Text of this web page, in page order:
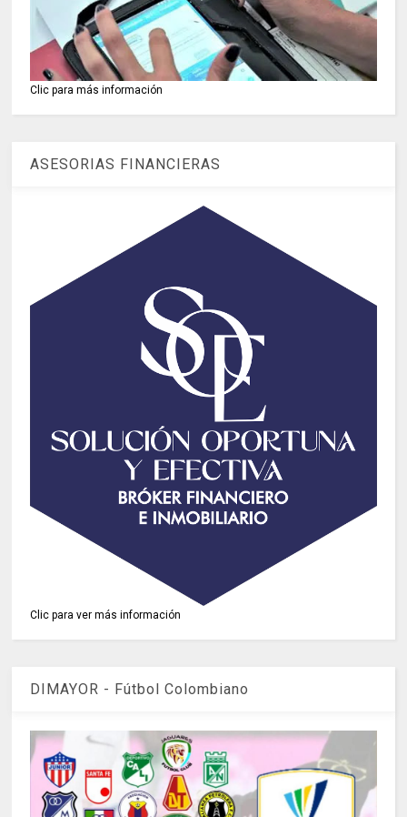
Clic para más información
ASESORIAS FINANCIERAS
Clic para ver más información
DIMAYOR - Fútbol Colombiano